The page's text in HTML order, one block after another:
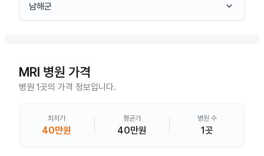
남해군 keyboard_arrow_down
MRI 병원 가격
병원 1곳의 가격 정보입니다.
최저가
40만원
평균가
40만원
병원 수
1곳